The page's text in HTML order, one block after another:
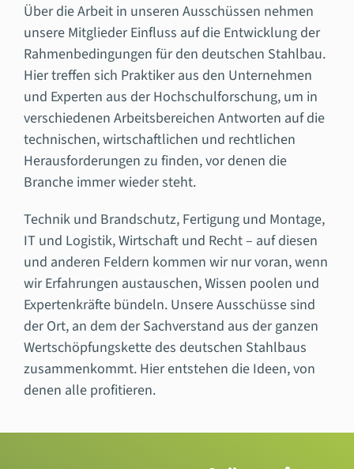
Über die Arbeit in unseren Ausschüssen nehmen
unsere Mitglieder Einfluss auf die Entwicklung der
Rahmenbedingungen für den deutschen Stahlbau.
Hier treffen sich Praktiker aus den Unternehmen
und Experten aus der Hochschulforschung, um in
verschiedenen Arbeitsbereichen Antworten auf die
technischen, wirtschaftlichen und rechtlichen
Herausforderungen zu finden, vor denen die
Branche immer wieder steht.
Technik und Brandschutz, Fertigung und Montage,
IT und Logistik, Wirtschaft und Recht – auf diesen
und anderen Feldern kommen wir nur voran, wenn
wir Erfahrungen austauschen, Wissen poolen und
Expertenkräfte bündeln. Unsere Ausschüsse sind
der Ort, an dem der Sachverstand aus der ganzen
Wertschöpfungskette des deutschen Stahlbaus
zusammenkommt. Hier entstehen die Ideen, von
denen alle profitieren.